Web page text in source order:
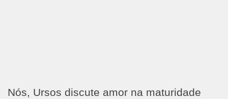
Nós, Ursos discute amor na maturidade